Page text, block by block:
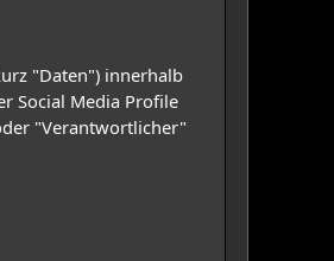
"Daten") innerhalb
Social Media Profile
"Verantwortlicher"